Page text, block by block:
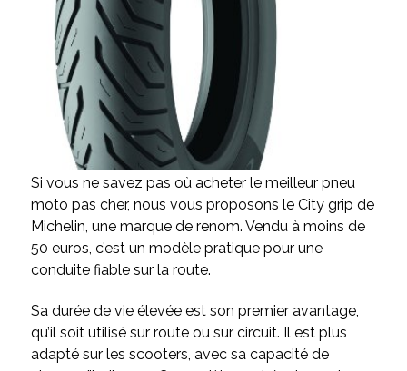
Si vous ne savez pas où acheter le meilleur pneu
moto pas cher, nous vous proposons le City grip de
Michelin, une marque de renom. Vendu à moins de
50 euros, c’est un modèle pratique pour une
conduite fiable sur la route.
Sa durée de vie élevée est son premier avantage,
qu’il soit utilisé sur route ou sur circuit. Il est plus
adapté sur les scooters, avec sa capacité de